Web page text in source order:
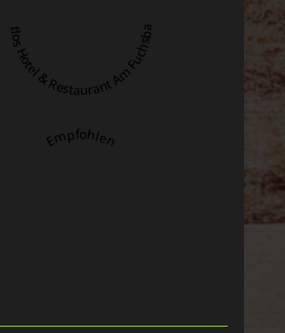
zeitlos Hotel & Restaurant Am Fuchsbach
Empfohlen